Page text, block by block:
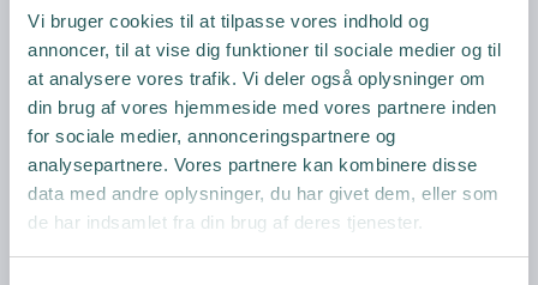
Vi bruger cookies til at tilpasse vores indhold og
annoncer, til at vise dig funktioner til sociale medier og til
at analysere vores trafik. Vi deler også oplysninger om
din brug af vores hjemmeside med vores partnere inden
for sociale medier, annonceringspartnere og
analysepartnere. Vores partnere kan kombinere disse
data med andre oplysninger, du har givet dem, eller som
de har indsamlet fra din brug af deres tjenester.